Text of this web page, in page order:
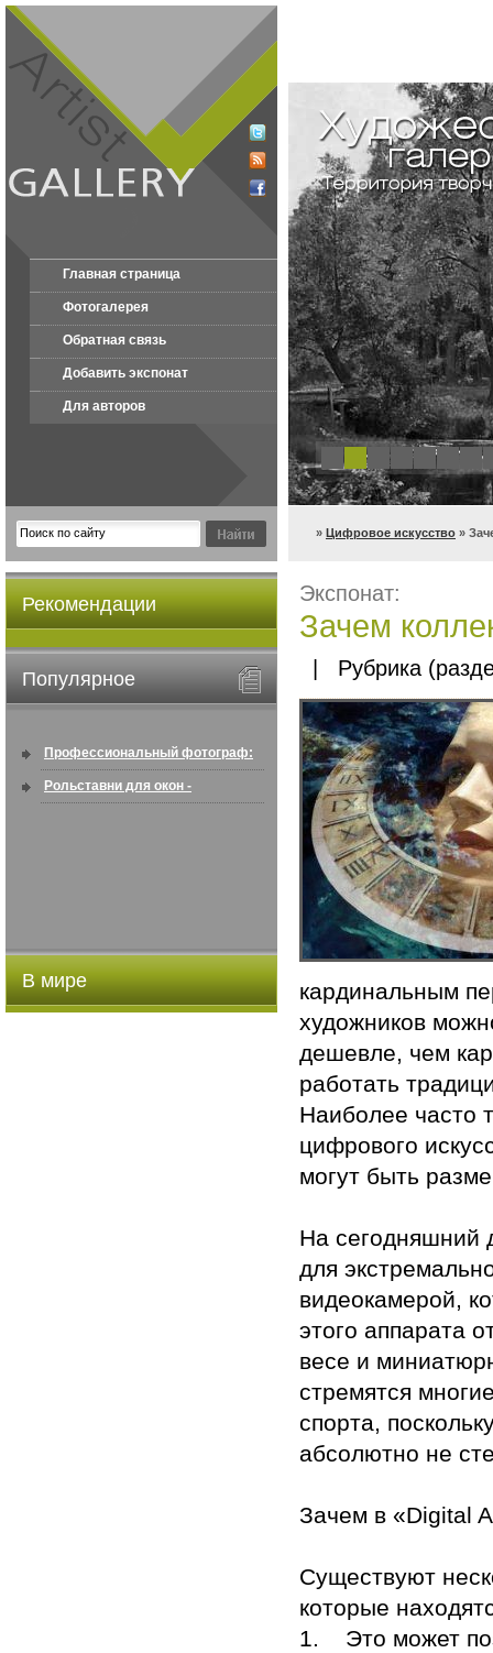
Главная страница
Фотогалерея
Обратная связь
Добавить экспонат
Для авторов
» Цифровое искусство »
Рекомендации
Популярное
Профессиональный фотограф:
искусство создавать снимки, ...
Рольставни для окон -
В мире
Экспонат:
Зачем
| Рубрика
кардинальным
художников
дешевле, чем
работать
Наиболее часто
цифрового
могут быть
На сегодняшний
для
видеокамерой,
этого аппарата
весе и
стремятся
спорта,
абсолютно не
Зачем в «Digital
Существуют
которые
1. Это может